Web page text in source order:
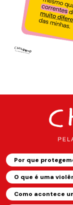
Por que
O que é uma
Como acontece